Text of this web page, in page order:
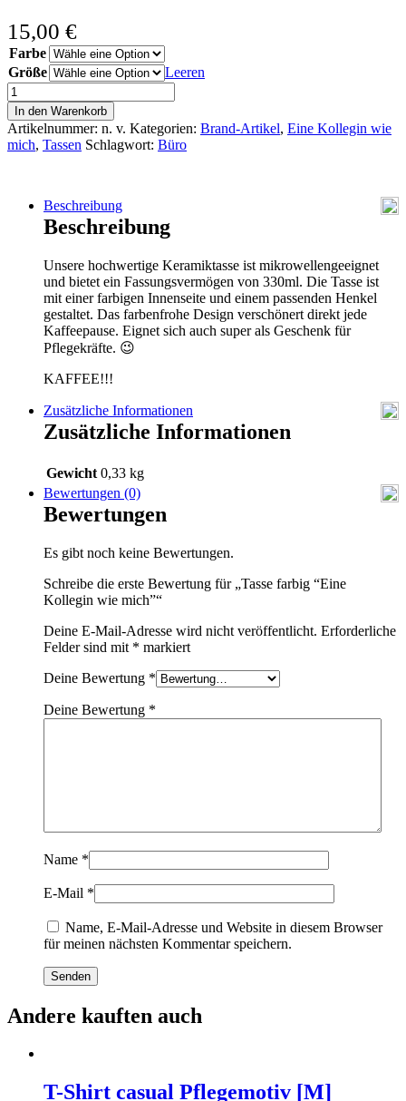
15,00 €
Farbe
Größe
Leeren
Tasse
farbig
"Eine
Kollegin
wie
In den Warenkorb
Artikelnummer: n. v. Kategorien: Brand-Artikel, Eine Kollegin wie
mich, Tassen Schlagwort: Büro
Beschreibung
Beschreibung
Unsere hochwertige Keramiktasse ist mikrowellengeeignet
und bietet ein Fassungsvermögen von 330ml. Die Tasse ist
mit einer farbigen Innenseite und einem passenden Henkel
gestaltet. Das farbenfrohe Design verschönert direkt jede
Kaffeepause. Eignet sich auch super als Geschenk für
Pflegekräfte. 😉
KAFFEE!!!
Zusätzliche Informationen
Zusätzliche Informationen
Gewicht 0,33 kg
Bewertungen (0)
Bewertungen
Es gibt noch keine Bewertungen.
Schreibe die erste Bewertung für „Tasse farbig “Eine
Kollegin wie mich”“
Deine E-Mail-Adresse wird nicht veröffentlicht. Erforderliche
Felder sind mit * markiert
Deine Bewertung *
Deine Bewertung *
Name *
E-Mail *
Name, E-Mail-Adresse und Website in diesem Browser
für meinen nächsten Kommentar speichern.
Andere kauften auch
T-Shirt casual Pflegemotiv [M]